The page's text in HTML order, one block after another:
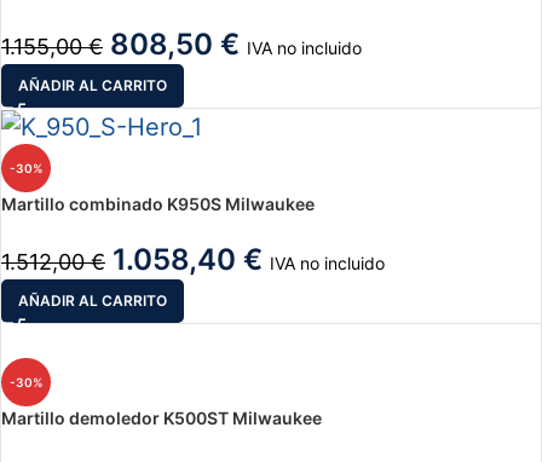
1.155,00€ 808,50 € IVA no incluido
AÑADIR AL CARRITO
-30%
Martillo combinado K950S Milwaukee
1.512,00€ 1.058,40 € IVA no incluido
AÑADIR AL CARRITO
-30%
Martillo demoledor K500ST Milwaukee